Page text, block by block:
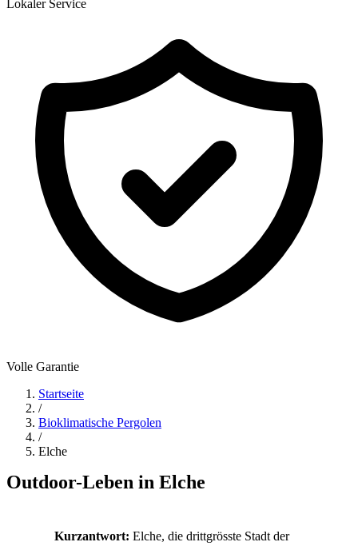
Lokaler Service
Volle Garantie
Startseite
/
Bioklimatische Pergolen
/
Elche
Outdoor-Leben in Elche
Kurzantwort: Elche, die drittgrösste Stadt der